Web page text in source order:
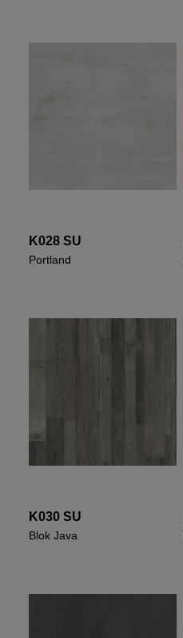
K028 SU
Portland
K030 SU
Blok Java